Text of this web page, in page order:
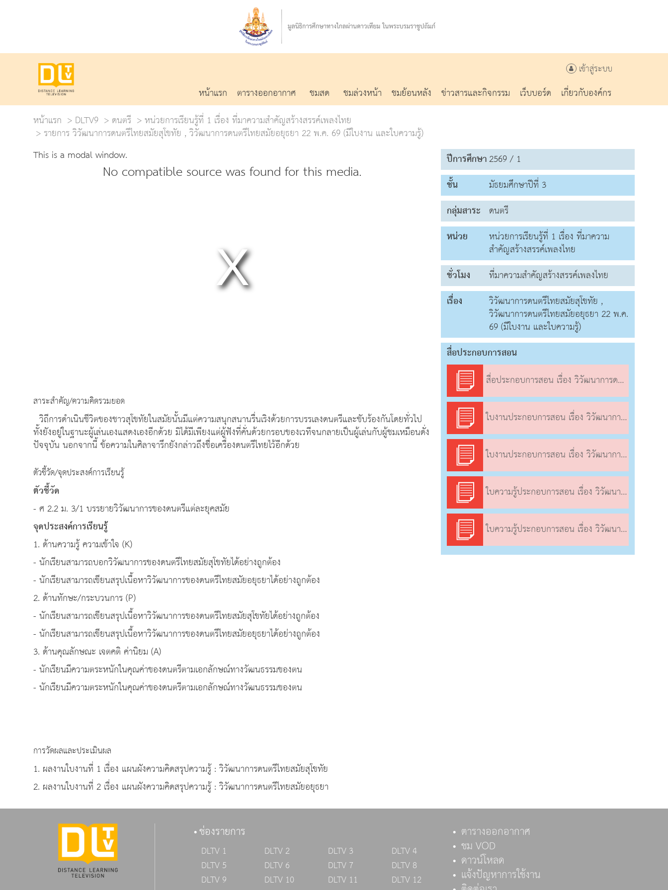
เข้าสู่ระบบ
หน้าแรก ตารางออกอากาศ ชมสด ชมล่วงหน้า ชมย้อนหลัง ข่าวสารและกิจกรรม เว็บบอร์ด
เกี่ยวกับองค์กร
หน้าแรก
DLTV9 ดนตรี หน่วยการเรียนรู้ที่ 1 เรื่อง ที่มาความสำคัญสร้างสรรค์เพลงไทย
รายการ วิวัฒนาการดนตรีไทยสมัยสุโขทัย , วิวัฒนาการดนตรีไทยสมัยอยุธยา 22 พ.ค. 69 (มีใบงาน และใบความรู้)
This is a modal window.
No compatible source was found for this media.
สาระสำคัญ/ความคิดรวมยอด
วิถีการดำเนินชีวิตของชาวสุโขทัยในสมัยนั้นมีแต่ความสนุกสนานรื่นเริงด้วยการบรรเลงดนตรีและขับร้องกันโดยทั่วไป
ทั้งยังอยู่ในฐานะผู้เล่นเองแสดงเองอีกด้วย มิได้มีเพียงแต่ผู้ฟังที่คั่นด้วยกรอบของเวทีจนกลายเป็นผู้เล่นกับผู้ชมเหมือนดั่ง
ปัจจุบัน นอกจากนี้ ข้อความในศิลาจารึกยังกล่าวถึงชื่อเครื่องดนตรีไทยไว้อีกด้วย
ตัวชี้วัด/จุดประสงค์การเรียนรู้
ตัวชี้วัด
- ศ 2.2 ม. 3/1 บรรยายวิวัฒนาการของดนตรีแต่ละยุคสมัย
จุดประสงค์การเรียนรู้
1. ด้านความรู้ ความเข้าใจ (K)
- นักเรียนสามารถบอกวิวัฒนาการของดนตรีไทยสมัยสุโขทัยได้อย่างถูกต้อง
- นักเรียนสามารถเขียนสรุปเนื้อหาวิวัฒนาการของดนตรีไทยสมัยอยุธยาได้อย่างถูกต้อง
2. ด้านทักษะ/กระบวนการ (P)
- นักเรียนสามารถเขียนสรุปเนื้อหาวิวัฒนาการของดนตรีไทยสมัยสุโขทัยได้อย่างถูกต้อง
- นักเรียนสามารถเขียนสรุปเนื้อหาวิวัฒนาการของดนตรีไทยสมัยอยุธยาได้อย่างถูกต้อง
3. ด้านคุณลักษณะ เจตคติ ค่านิยม (A)
- นักเรียนมีความตระหนักในคุณค่าของดนตรีตามเอกลักษณ์ทางวัฒนธรรมของตน
- นักเรียนมีความตระหนักในคุณค่าของดนตรีตามเอกลักษณ์ทางวัฒนธรรมของตน
การวัดผลและประเมินผล
1. ผลงานใบงานที่ 1 เรื่อง แผนผังความคิดสรุปความรู้ : วิวัฒนาการดนตรีไทยสมัยสุโขทัย
2. ผลงานใบงานที่ 2 เรื่อง แผนผังความคิดสรุปความรู้ : วิวัฒนาการดนตรีไทยสมัยอยุธยา
ปีการศึกษา2569 / 1
ชั้น
มัธยมศึกษาปีที่ 3
กลุ่มสาระ ดนตรี
หน่วย
หน่วยการเรียนรู้ที่ 1 เรื่อง ที่มาความ
สำคัญสร้างสรรค์เพลงไทย
ชั่วโมง
ที่มาความสำคัญสร้างสรรค์เพลงไทย
เรื่อง
วิวัฒนาการดนตรีไทยสมัยสุโขทัย ,
วิวัฒนาการดนตรีไทยสมัยอยุธยา 22 พ.ค.
69 (มีใบงาน และใบความรู้)
สื่อประกอบการสอน
สื่อประกอบการสอน เรื่อง วิวัฒนาการดนตรีไทยสมัยสุโขทัย
ใบงานประกอบการสอน เรื่อง วิวัฒนาการดนตรีไทยสมัยสุโขทัย
ใบงานประกอบการสอน เรื่อง วิวัฒนาการดนตรีไทยสมัยสุโขทัย
ใบความรู้ประกอบการสอน เรื่อง วิวัฒนาการดนตรีไทยสมัยสุโขทัย
ใบความรู้ประกอบการสอน เรื่อง วิวัฒนาการดนตรีไทยสมัยสุโขทัย
ช่องรายการ
DLTV 1 DLTV 2 DLTV 3
DLTV 4
DLTV 5
DLTV 6 DLTV 7
DLTV 8
DLTV 9
DLTV 10 DLTV 11
DLTV 12
ตารางออกอากาศ
ชม VOD
ดาวน์โหลด
แจ้งปัญหาการใช้งาน